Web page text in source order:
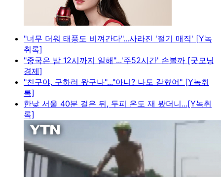
"너무 더워 태풍도 비껴간다"...사라진 '절기 매직' [Y녹
취록]
"중국은 밤 12시까지 일해"...'주52시간' 손볼까 [굿모닝
경제]
"친구야, 구하러 왔구나"..."아니? 나도 갇혔어" [Y녹취
록]
한낮 서울 40분 걸은 뒤, 두피 온도 재 봤더니...[Y녹취
록]